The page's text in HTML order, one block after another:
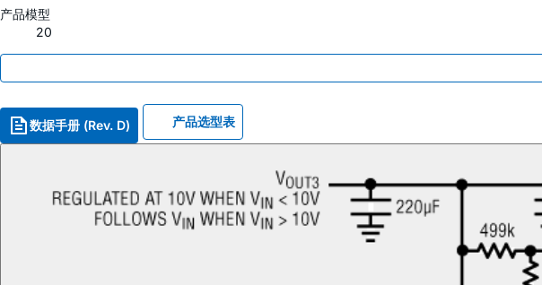
产品模型
20
数据手册 (Rev. D) 产品选型表